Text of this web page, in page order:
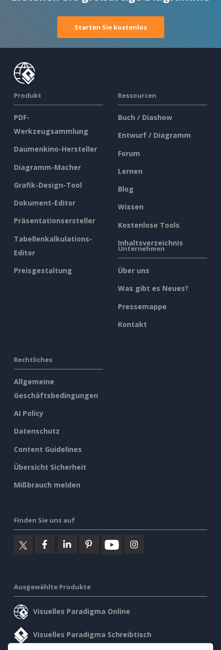
Starten Sie kostenlos
Produkt
PDF-
Werkzeugsammlung
Daumenkino-Hersteller
Diagramm-Macher
Grafik-Design-Tool
Dokument-Editor
Präsentationsersteller
Tabellenkalkulations-
Editor
Preisgestaltung
Ressourcen
Buch / Diashow
Entwurf / Diagramm
Forum
Lernen
Blog
Wissen
Kostenlose Tools
Inhaltsverzeichnis
Unternehmen
Über uns
Was gibt es Neues?
Pressemappe
Kontakt
Rechtliches
Allgemeine
Geschäftsbedingungen
AI Policy
Datenschutz
Content Guidelines
Übersicht Sicherheit
Mißbrauch melden
Finden Sie uns auf
Ausgewählte Produkte
Visuelles Paradigma Online
Visuelles Paradigma Schreibtisch